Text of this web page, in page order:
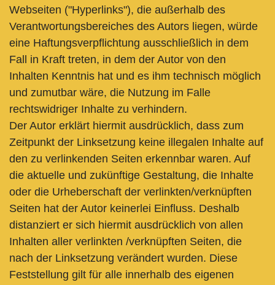
Webseiten ("Hyperlinks"), die außerhalb des
Verantwortungsbereiches des Autors liegen, würde
eine Haftungsverpflichtung ausschließlich in dem
Fall in Kraft treten, in dem der Autor von den
Inhalten Kenntnis hat und es ihm technisch möglich
und zumutbar wäre, die Nutzung im Falle
rechtswidriger Inhalte zu verhindern.
Der Autor erklärt hiermit ausdrücklich, dass zum
Zeitpunkt der Linksetzung keine illegalen Inhalte auf
den zu verlinkenden Seiten erkennbar waren. Auf
die aktuelle und zukünftige Gestaltung, die Inhalte
oder die Urheberschaft der verlinkten/verknüpften
Seiten hat der Autor keinerlei Einfluss. Deshalb
distanziert er sich hiermit ausdrücklich von allen
Inhalten aller verlinkten /verknüpften Seiten, die
nach der Linksetzung verändert wurden. Diese
Feststellung gilt für alle innerhalb des eigenen